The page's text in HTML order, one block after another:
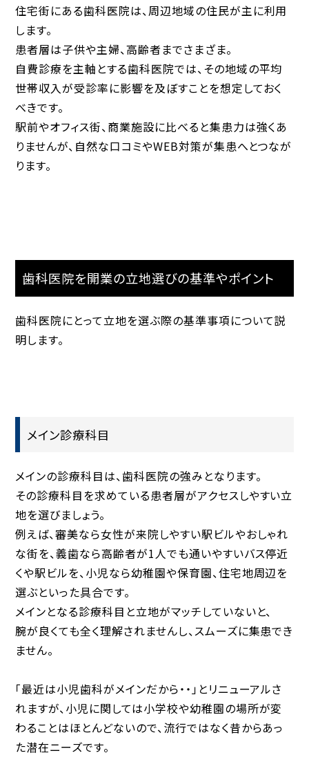
住宅街にある歯科医院は、周辺地域の住民が主に利用
します。
患者層は子供や主婦、高齢者までさまざま。
自費診療を主軸とする歯科医院では、その地域の平均
世帯収入が受診率に影響を及ぼすことを想定しておく
べきです。
駅前やオフィス街、商業施設に比べると集患力は強くあ
りませんが、自然な口コミやWEB対策が集患へとつなが
ります。
歯科医院を開業の立地選びの基準やポイント
歯科医院にとって立地を選ぶ際の基準事項について説
明します。
メイン診療科目
メインの診療科目は、歯科医院の強みとなります。
その診療科目を求めている患者層がアクセスしやすい立
地を選びましょう。
例えば、審美なら女性が来院しやすい駅ビルやおしゃれ
な街を、義歯なら高齢者が1人でも通いやすいバス停近
くや駅ビルを、小児なら幼稚園や保育園、住宅地周辺を
選ぶといった具合です。
メインとなる診療科目と立地がマッチしていないと、
腕が良くても全く理解されませんし、スムーズに集患でき
ません。
「最近は小児歯科がメインだから・・」とリニューアルさ
れますが、小児に関しては小学校や幼稚園の場所が変
わることはほとんどないので、流行ではなく昔からあっ
た潜在ニーズです。